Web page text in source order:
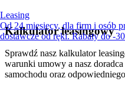
Kalkulator leasingowy
Sprawdź nasz kalkulator
warunki umowy a nasz
samochodu oraz
Leasing
Od 24 miesięcy, dla firm i osób
dostawcze od ręki. Rabaty do -